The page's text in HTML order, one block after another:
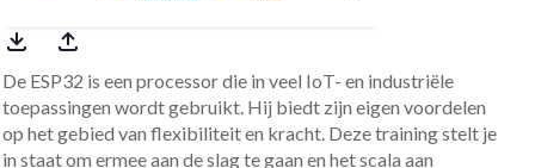
De ESP32 is een processor die in veel IoT- en industriële
toepassingen wordt gebruikt. Hij biedt zijn eigen voordelen
op het gebied van flexibiliteit en kracht. Deze training stelt je
in staat om ermee aan de slag te gaan en het scala aan